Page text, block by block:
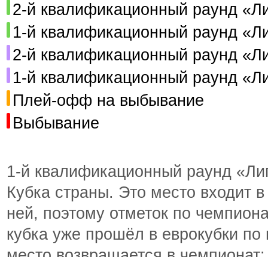
2-й квалификационный раунд
1-й квалификационный раунд
2-й квалификационный раунд
1-й квалификационный раунд
Плей-офф на выбывание
Выбывание
1-й квалификационный раунд
Кубка страны. Это место входит
ней, поэтому отметок по
кубка уже прошёл в еврокубки по